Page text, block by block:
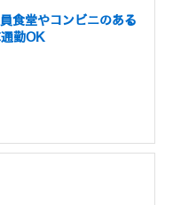
食堂やコンビニのある
勤OK